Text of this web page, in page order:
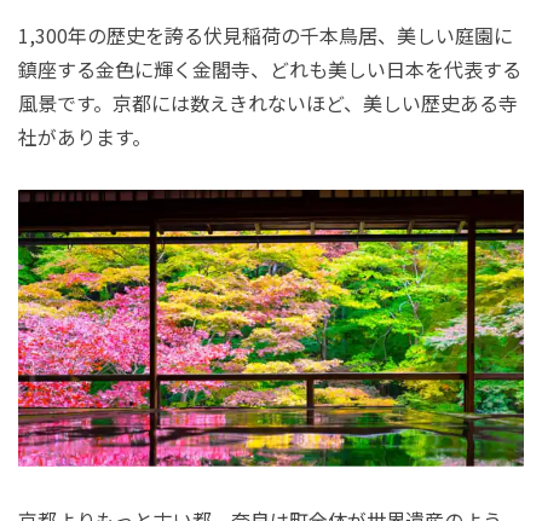
1,300年の歴史を誇る伏見稲荷の千本鳥居、美しい庭園に
鎮座する金色に輝く金閣寺、どれも美しい日本を代表する
風景です。京都には数えきれないほど、美しい歴史ある寺
社があります。